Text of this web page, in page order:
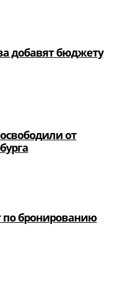
добавят бюджету
от
по бронированию